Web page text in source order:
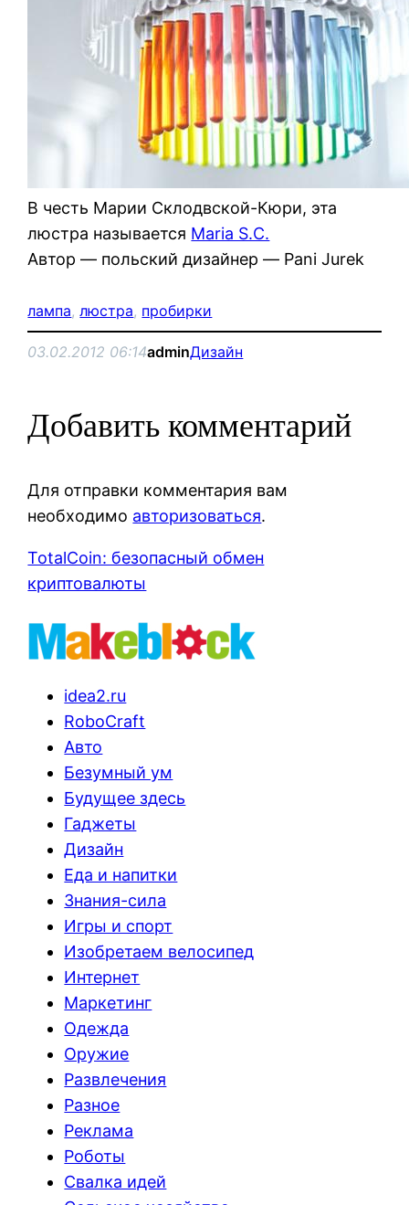
В честь Марии Склодвской-Кюри, эта
люстра называется Maria S.C.
Автор — польский дизайнер — Pani Jurek
лампа, люстра, пробирки
03.02.2012 06:14adminДизайн
Добавить комментарий
Для отправки комментария вам
необходимо авторизоваться.
TotalCoin: безопасный обмен
криптовалюты
idea2.ru
RoboCraft
Авто
Безумный ум
Будущее здесь
Гаджеты
Дизайн
Еда и напитки
Знания-сила
Игры и спорт
Изобретаем велосипед
Интернет
Маркетинг
Одежда
Оружие
Развлечения
Разное
Реклама
Роботы
Свалка идей